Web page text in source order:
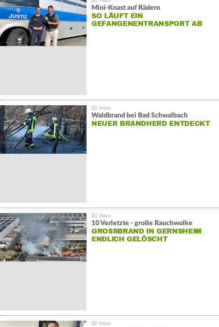
Mini-Knast auf Rädern
SO LÄUFT EIN
GEFANGENENTRANSPORT AB
Waldbrand bei Bad Schwalbach
NEUER BRANDHERD ENTDECKT
10 Verletzte - große Rauchwolke
GROSSBRAND IN GERNSHEIM E
NDLICH GELÖSCHT